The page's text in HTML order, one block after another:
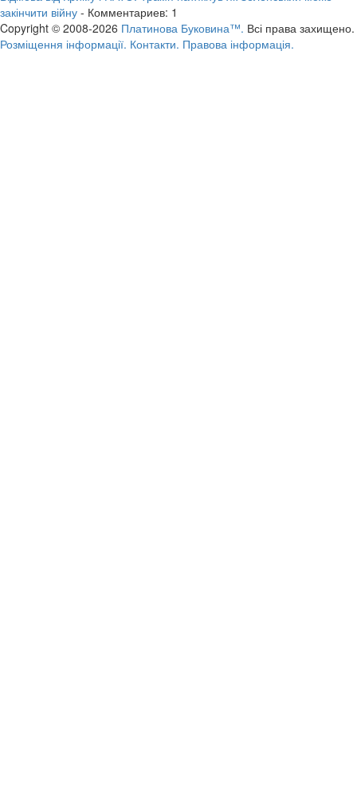
закінчити війну - Комментариев: 1
Copyright © 2008-2026 Платинова Буковина™. Всі права захищено.
Розміщення інформації. Контакти. Правова інформація.